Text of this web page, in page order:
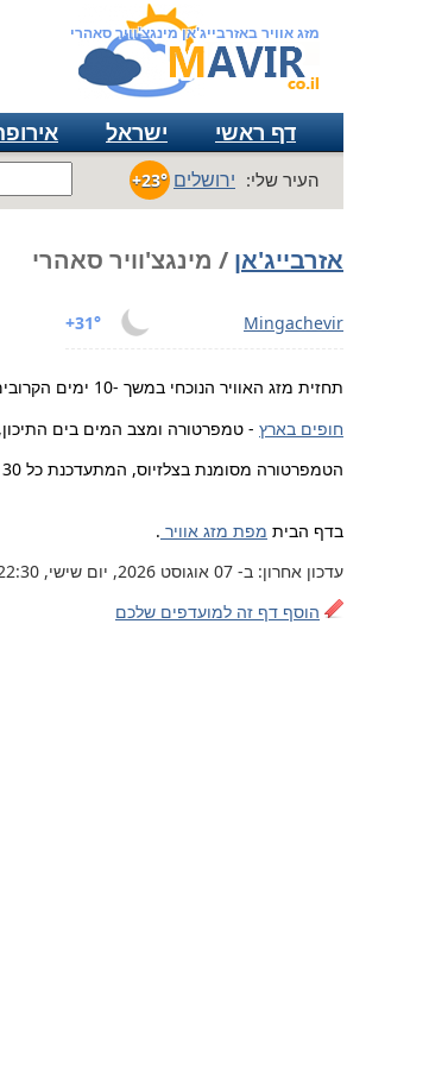
מזג אוויר באזרבייג'אן מינגצ'וויר סאהרי
דף ראשי ישראל
העיר שלי: ירושלים +23°
אזרבייג'אן / מינגצ'וויר סאהרי
+31° Mingachevir
תחזית מזג האוויר הנוכחי במשך -10 ימים הקרובים במינגצ'וויר סאהרי אזרבייג'אן.
חופים בארץ - טמפרטורה ומצב המים בים
הטמפרטורה מסומנת בצלזיוס, המתעדכנת כל 30 דקות.
בדף הבית מפת מזג אוויר .
עדכון אחרון: ב- 07 אוגוסט 2026, יום שישי, 22:30
הוסף דף זה למועדפים שלכם